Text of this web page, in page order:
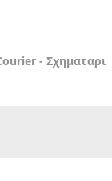
- Σχηματαρι